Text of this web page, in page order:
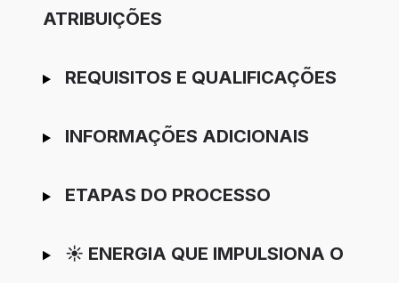
ATRIBUIÇÕES
REQUISITOS E QUALIFICAÇÕES
INFORMAÇÕES ADICIONAIS
ETAPAS DO PROCESSO
☀️ ENERGIA QUE IMPULSIONA O